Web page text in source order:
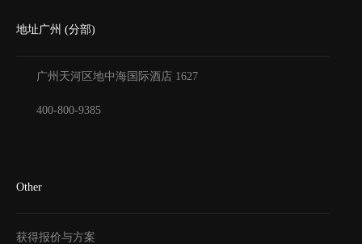
地址广州 (分部)
广州天河区地中海国际酒店 1627
400-800-9385
Other
获得报价与方案